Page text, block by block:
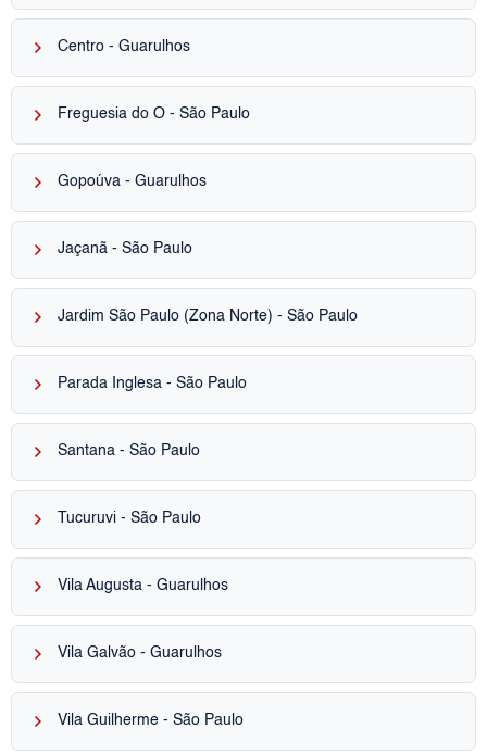
keyboard_arrow_right Centro - Guarulhos
keyboard_arrow_right Freguesia do Ó - São Paulo
keyboard_arrow_right Gopoúva - Guarulhos
keyboard_arrow_right Jaçanã - São Paulo
keyboard_arrow_right Jardim São Paulo (Zona Norte) - São Paulo
keyboard_arrow_right Parada Inglesa - São Paulo
keyboard_arrow_right Santana - São Paulo
keyboard_arrow_right Tucuruvi - São Paulo
keyboard_arrow_right Vila Augusta - Guarulhos
keyboard_arrow_right Vila Galvão - Guarulhos
keyboard_arrow_right Vila Guilherme - São Paulo